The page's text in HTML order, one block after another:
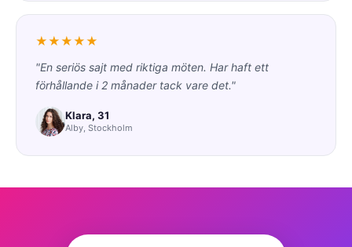
★★★★★
"En seriös sajt med riktiga möten. Har haft ett
förhållande i 2 månader tack vare det."
Klara, 31
Alby, Stockholm